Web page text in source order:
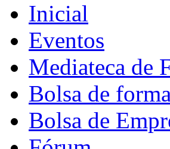
Inicial
Eventos
Mediateca de
Bolsa de
Bolsa de